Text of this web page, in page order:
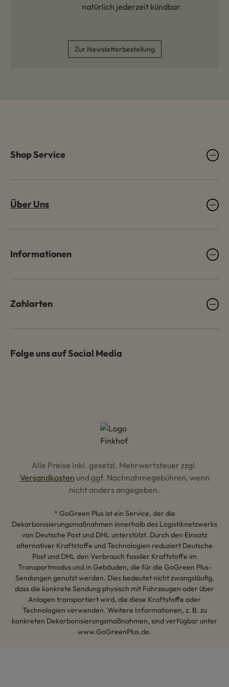
natürlich jederzeit kündbar.
Zur Newsletterbestellung
Shop Service
Über Uns
Informationen
Zahlarten
Folge uns auf Social Media
Alle Preise inkl. gesetzl. Mehrwertsteuer zzgl.
Versandkosten und ggf. Nachnahmegebühren, wenn
nicht anders angegeben.
* GoGreen Plus ist ein Service, der die
Dekarbonisierungsmaßnahmen innerhalb des Logistiknetzwerks
von Deutsche Post und DHL unterstützt. Durch den Einsatz
alternativer Kraftstoffe und Technologien reduziert Deutsche
Post und DHL den Verbrauch fossiler Kraftstoffe im
Transportmodus und in Gebäuden, die für die GoGreen Plus-
Sendungen genutzt werden. Dies bedeutet nicht zwangsläufig,
dass die konkrete Sendung physisch mit Fahrzeugen oder über
Anlagen transportiert wird, die diese Kraftstoffe oder
Technologien verwenden. Weitere Informationen, z. B. zu
konkreten Dekarbonisierungsmaßnahmen, sind verfügbar unter
www.GoGreenPlus.de.